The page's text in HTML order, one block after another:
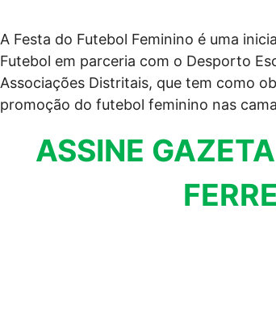
A Festa do Futebol Feminino é uma
Futebol em parceria com o Desporto
Associações Distritais, que tem como
promoção do futebol feminino nas
ASSINE